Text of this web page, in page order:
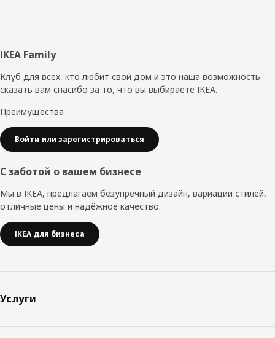
Нижний
колонтитул
IKEA Family
Клуб для всех, кто любит свой дом и это наша возможность
сказать вам спасибо за то, что вы выбираете IKEA.
Преимущества
Войти или зарегистрироваться
С заботой о вашем бизнесе
Мы в IKEA, предлагаем безупречный дизайн, вариации стилей,
отличные цены и надёжное качество.
IKEA для бизнеса
Услуги